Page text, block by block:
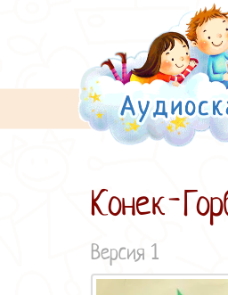
Конек-
Версия 1